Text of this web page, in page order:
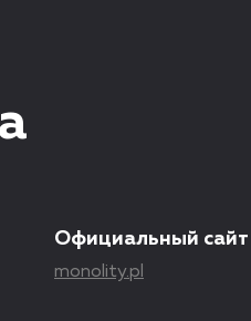
Официальный сайт
monolity.pl